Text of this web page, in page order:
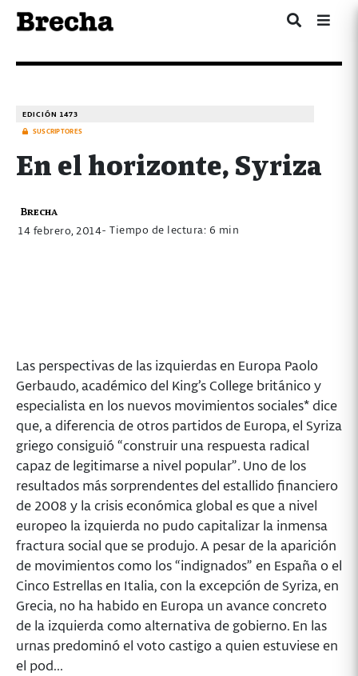
EDICIÓN 1473
SUSCRIPTORES
En el horizonte, Syriza
Brecha
14 febrero, 2014- Tiempo de lectura: 6 min
Las perspectivas de las izquierdas en Europa Paolo
Gerbaudo, académico del King’s College británico y
especialista en los nuevos movimientos sociales* dice
que, a diferencia de otros partidos de Europa, el Syriza
griego consiguió “construir una respuesta radical
capaz de legitimarse a nivel popular”. Uno de los
resultados más sorprendentes del estallido financiero
de 2008 y la crisis económica global es que a nivel
europeo la izquierda no pudo capitalizar la inmensa
fractura social que se produjo. A pesar de la aparición
de movimientos como los “indignados” en España o el
Cinco Estrellas en Italia, con la excepción de Syriza, en
Grecia, no ha habido en Europa un avance concreto
de la izquierda como alternativa de gobierno. En las
urnas predominó el voto castigo a quien estuviese en
el pod...